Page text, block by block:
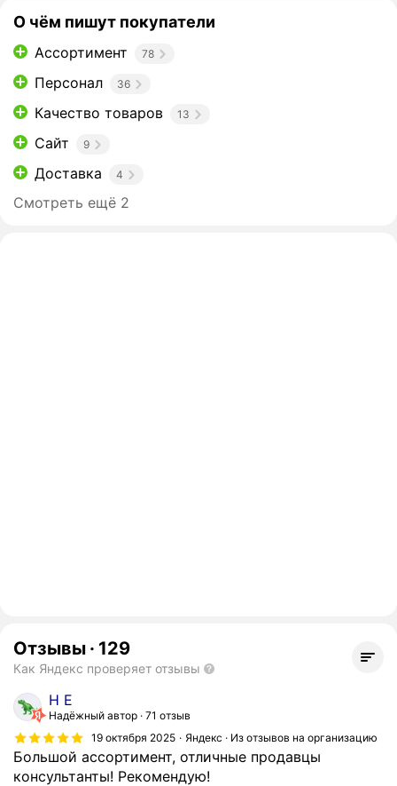
О чём пишут покупатели
Ассортимент 78
Персонал 36
Качество товаров 13
Сайт 9
Доставка 4
Смотреть ещё 2
Отзывы · 129
Как Яндекс проверяет отзывы
Н Е
Надёжный автор 71 отзыв
19 октября 2025
Яндекс · Из отзывов на организацию
Большой ассортимент, отличные продавцы
консультанты! Рекомендую!